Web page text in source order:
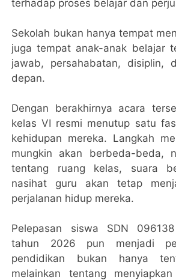
terhadap proses belajar dan
Sekolah bukan hanya tempat
juga tempat anak-anak belajar
jawab, persahabatan, disiplin,
depan.
Dengan berakhirnya acara
kelas VI resmi menutup satu
kehidupan mereka. Langkah
mungkin akan berbeda-beda,
tentang ruang kelas, suara
nasihat guru akan tetap
perjalanan hidup mereka.
Pelepasan siswa SDN
tahun 2026 pun menjadi
pendidikan bukan hanya
melainkan tentang